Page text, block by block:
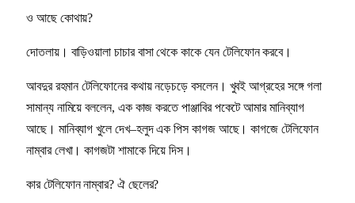
ও আছে কোথায়?
দোতলায়। বাড়িওয়ালা চাচার বাসা থেকে কাকে যেন টেলিফোন করবে।
আবদুর রহমান টেলিফোনের কথায় নড়েচড়ে বসলেন। খুবই আগ্রহের সঙ্গে গলা
সামান্য নামিয়ে বললেন, এক কাজ করতে পাঞ্জাবির পকেটে আমার মানিব্যাগ
আছে। মানিব্যাগ খুলে দেখ–হলুদ এক পিস কাগজ আছে। কাগজে টেলিফোন
নাম্বার লেখা। কাগজটা শামাকে দিয়ে দিস।
কার টেলিফোন নাম্বার? ঐ ছেলের?